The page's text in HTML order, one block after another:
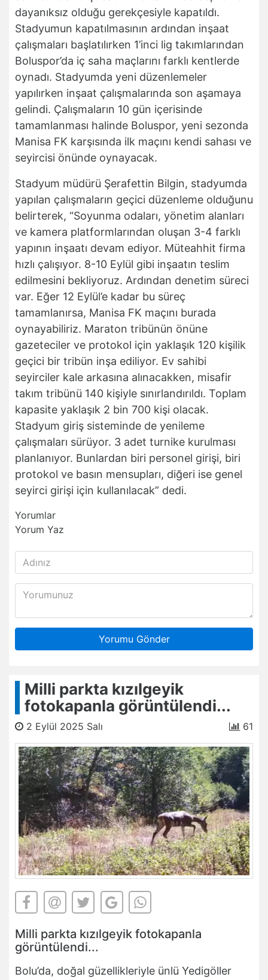
dayanıksız olduğu gerekçesiyle kapatıldı.
Stadyumun kapatılmasının ardından inşaat
çalışmaları başlatılırken 1’inci lig takımlarından
Boluspor’da iç saha maçlarını farklı kentlerde
oynadı. Stadyumda yeni düzenlemeler
yapılırken inşaat çalışmalarında son aşamaya
gelindi. Çalışmaların 10 gün içerisinde
tamamlanması halinde Boluspor, yeni sezonda
Manisa FK karşısında ilk maçını kendi sahası ve
seyircisi önünde oynayacak.
Stadyum müdürü Şerafettin Bilgin, stadyumda
yapılan çalışmaların geçici düzenleme olduğunu
belirterek, “Soyunma odaları, yönetim alanları
ve kamera platformlarından oluşan 3-4 farklı
yapının inşaatı devam ediyor. Müteahhit firma
hızlı çalışıyor. 8-10 Eylül gibi inşaatın teslim
edilmesini bekliyoruz. Ardından denetim süreci
var. Eğer 12 Eylül’e kadar bu süreç
tamamlanırsa, Manisa FK maçını burada
oynayabiliriz. Maraton tribünün önüne
gazeteciler ve protokol için yaklaşık 120 kişilik
geçici bir tribün inşa ediliyor. Ev sahibi
seyirciler kale arkasına alınacakken, misafir
takım tribünü 140 kişiyle sınırlandırıldı. Toplam
kapasite yaklaşık 2 bin 700 kişi olacak.
Stadyum giriş sisteminde de yenileme
çalışmaları sürüyor. 3 adet turnike kurulması
planlanıyor. Bunlardan biri personel girişi, biri
protokol ve basın mensupları, diğeri ise genel
seyirci girişi için kullanılacak” dedi.
Yorumlar
Yorum Yaz
Yorumu Gönder
Milli parkta kızılgeyik
fotokapanla görüntülendi...
2 Eylül 2025 Salı 61
Milli parkta kızılgeyik fotokapanla
görüntülendi...
Bolu’da, doğal güzellikleriyle ünlü Yedigöller